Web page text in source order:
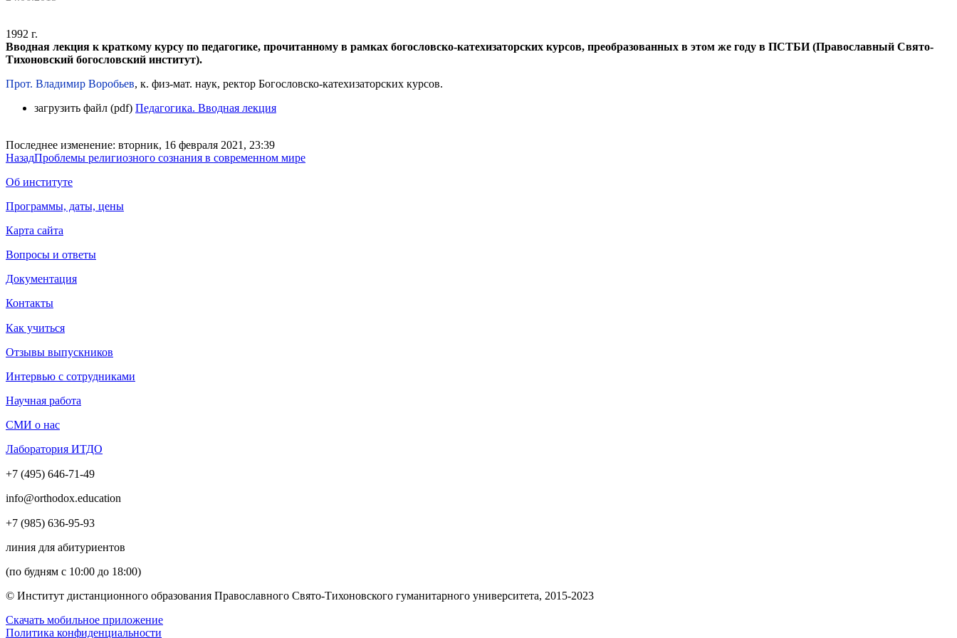
1992 г.
Вводная лекция к краткому курсу по педагогике, прочитанному в рамках богословско-катехизаторских курсов, преобразованных в этом же году в ПСТБИ (Православный Свято-
Тихоновский богословский институт).
Прот. Владимир Воробьев, к. физ-мат. наук, ректор Богословско-катехизаторских курсов.
загрузить файл (pdf) Педагогика. Вводная лекция
Последнее изменение: вторник, 16 февраля 2021, 23:39
НазадПроблемы религиозного сознания в современном мире
Об институте
Программы, даты, цены
Карта сайта
Вопросы и ответы
Документация
Контакты
Как учиться
Отзывы выпускников
Интервью с сотрудниками
Научная работа
СМИ о нас
Лаборатория ИТДО
+7 (495) 646-71-49
info@orthodox.education
+7 (985) 636-95-93
линия для абитуриентов
(по будням с 10:00 до 18:00)
© Институт дистанционного образования Православного Свято-Тихоновского гуманитарного университета, 2015-2023
Скачать мобильное приложение
Политика конфиденциальности